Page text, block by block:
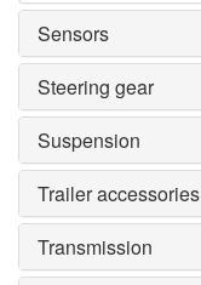
Sensors
Steering gear
Suspension
Trailer accessories
Transmission